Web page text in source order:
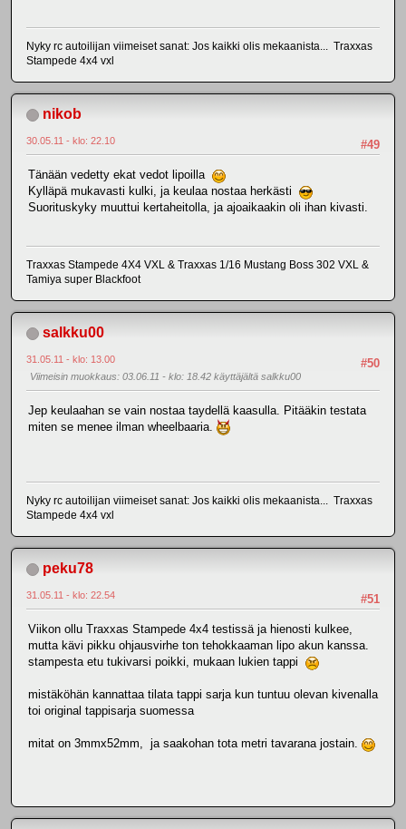
Nyky rc autoilijan viimeiset sanat: Jos kaikki olis mekaanista... Traxxas
Stampede 4x4 vxl
nikob
#49
30.05.11 - klo: 22.10
Tänään vedetty ekat vedot lipoilla
Kylläpä mukavasti kulki, ja keulaa nostaa herkästi
Suorituskyky muuttui kertaheitolla, ja ajoaikaakin oli ihan kivasti.
Traxxas Stampede 4X4 VXL & Traxxas 1/16 Mustang Boss 302 VXL &
Tamiya super Blackfoot
salkku00
#50
31.05.11 - klo: 13.00
Viimeisin muokkaus: 03.06.11 - klo: 18.42 käyttäjältä salkku00
Jep keulaahan se vain nostaa taydellä kaasulla. Pitääkin testata
miten se menee ilman wheelbaaria.
Nyky rc autoilijan viimeiset sanat: Jos kaikki olis mekaanista... Traxxas
Stampede 4x4 vxl
peku78
#51
31.05.11 - klo: 22.54
Viikon ollu Traxxas Stampede 4x4 testissä ja hienosti kulkee,
mutta kävi pikku ohjausvirhe ton tehokkaaman lipo akun kanssa.
stampesta etu tukivarsi poikki, mukaan lukien tappi
mistäköhän kannattaa tilata tappi sarja kun tuntuu olevan kivenalla
toi original tappisarja suomessa
mitat on 3mmx52mm, ja saakohan tota metri tavarana jostain.